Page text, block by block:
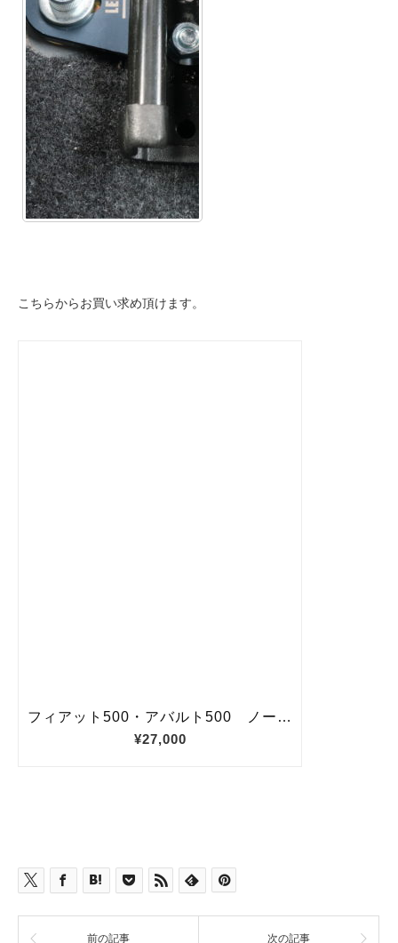
こちらからお買い求め頂けます。
前の記事 次の記事